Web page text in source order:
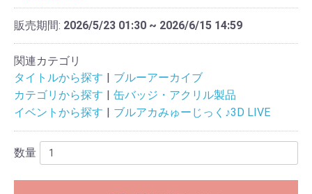
販売期間: 2026/5/23 01:30 ~ 2026/6/15 14:59
関連カテゴリ
タイトルから探す
ブルーアーカイブ
カテゴリから探す
缶バッジ・アクリル製品
イベントから探す
ブルアカみゅーじっく♪3D LIVE
数量